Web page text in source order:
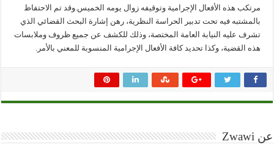
مرتكب هذه الأفعال الإجرامية وتوقيفه زوال يومه الخميس.وقد تم الاحتفاظ
بالمشتبه فيه تحت تدبير الحراسة النظرية، رهن إشارة البحث القضائي الذي
تشرف عليه النيابة العامة المختصة، وذلك للكشف عن جميع ظروف وملابسات
هذه القضية، وكذا تحديد كافة الأفعال الإجرامية المنسوبة للمعني بالأمر.
عن Zwawi